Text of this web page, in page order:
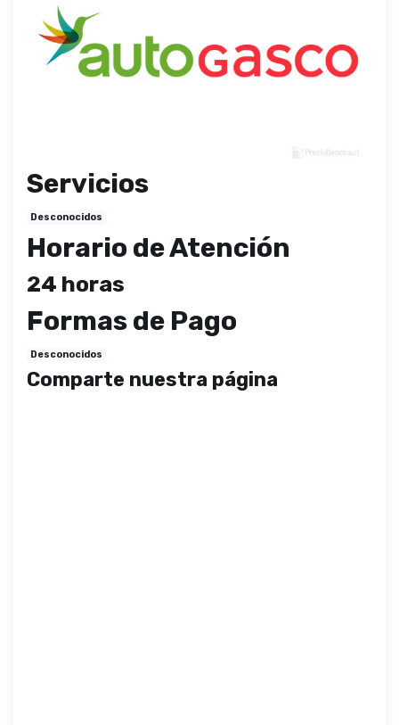
Servicios
Desconocidos
Horario de Atención
24 horas
Formas de Pago
Desconocidos
Comparte nuestra página